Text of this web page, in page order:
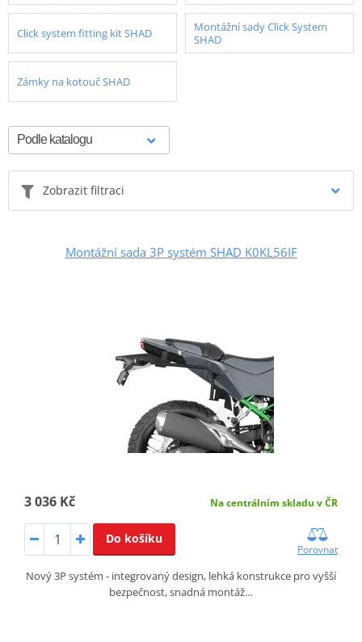
Click system fitting kit SHAD
Montážní sady Click System
SHAD
Zámky na kotouč SHAD
Zobrazit filtraci
Montážní sada 3P systém SHAD K0KL56IF
3 036 Kč Na centrálním skladu v ČR
Do košíku
Porovnat
Nový 3P systém - integrovaný design, lehká konstrukce pro vyšší
bezpečnost, snadná montáž…